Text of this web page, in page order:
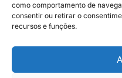
como comportamento de
consentir ou retirar o
recursos e funções.